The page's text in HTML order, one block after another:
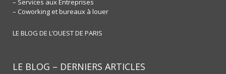
– Services aux Entreprises
– Coworking et bureaux à louer
LE BLOG DE L’OUEST DE PARIS
LE BLOG – DERNIERS ARTICLES